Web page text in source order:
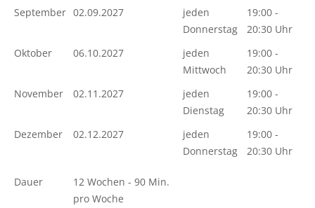
September 02.09.2027
jeden
Donnerstag
19:00 -
20:30 Uhr
Oktober
06.10.2027
jeden
Mittwoch
19:00 -
20:30 Uhr
November
02.11.2027
jeden
Dienstag
19:00 -
20:30 Uhr
Dezember
02.12.2027
jeden
Donnerstag
19:00 -
20:30 Uhr
Dauer
12 Wochen - 90 Min.
pro Woche